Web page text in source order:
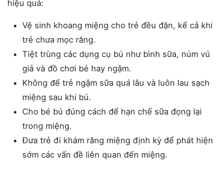
hiệu quả:
Vệ sinh khoang miệng cho trẻ đều đặn, kể cả khi
trẻ chưa mọc răng.
Tiệt trùng các dụng cụ bú như bình sữa, núm vú
giả và đồ chơi bé hay ngậm.
Không để trẻ ngậm sữa quá lâu và luôn lau sạch
miệng sau khi bú.
Cho bé bú đúng cách để hạn chế sữa đọng lại
trong miệng.
Đưa trẻ đi khám răng miệng định kỳ để phát hiện
sớm các vấn đề liên quan đến miệng.